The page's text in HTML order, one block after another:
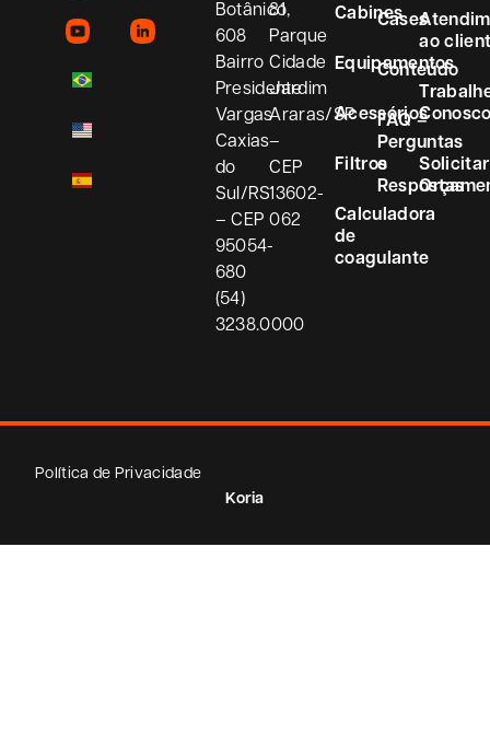
Botânico,
608
Bairro
Presidente
Vargas
Caxias
do
Sul/RS
– CEP
95054-
680
(54)
3238.0000
81
Parque
Cidade
Jardim
Araras/SP
–
CEP
13602-
062
Cabines
Equipamentos
Acessórios
Filtros
Calculadora
de
coagulante
Cases
Conteúdo
FAQ –
Perguntas
e
Respostas
ao
Solicitar
Política de Privacidade
Koria